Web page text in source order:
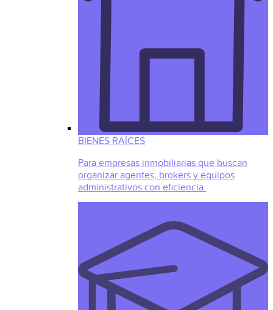
BIENES RAÍCES
Para empresas inmobiliarias que buscan
organizar agentes, brokers y equipos
administrativos con eficiencia.